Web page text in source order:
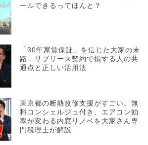
ールできるってほんと？
「30年家賃保証」を信じた大家の末
路…サブリース契約で損する人の共
通点と正しい活用法
東京都の断熱改修支援がすごい。無
料コンシェルジュ付き、エアコン効
率が変わる内窓リノベを大家さん専
門税理士が解説